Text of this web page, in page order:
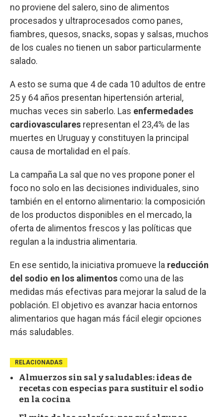
no proviene del salero, sino de alimentos
procesados y ultraprocesados como panes,
fiambres, quesos, snacks, sopas y salsas, muchos
de los cuales no tienen un sabor particularmente
salado.
A esto se suma que 4 de cada 10 adultos de entre
25 y 64 años presentan hipertensión arterial,
muchas veces sin saberlo. Las enfermedades
cardiovasculares representan el 23,4% de las
muertes en Uruguay y constituyen la principal
causa de mortalidad en el país.
La campaña La sal que no ves propone poner el
foco no solo en las decisiones individuales, sino
también en el entorno alimentario: la composición
de los productos disponibles en el mercado, la
oferta de alimentos frescos y las políticas que
regulan a la industria alimentaria.
En ese sentido, la iniciativa promueve la reducción
del sodio en los alimentos como una de las
medidas más efectivas para mejorar la salud de la
población. El objetivo es avanzar hacia entornos
alimentarios que hagan más fácil elegir opciones
más saludables.
RELACIONADAS
Almuerzos sin sal y saludables: ideas de
recetas con especias para sustituir el sodio
en la cocina